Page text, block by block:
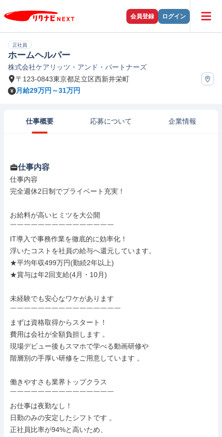
会員登録 ログイン
正社員
ホームヘルパー
株式会社ケアリッツ・アンド・パートナーズ
〒123-0843東京都足立区西新井栄町
月給29万円～31万円
仕事概要 応募について 企業情報
仕事内容
仕事内容
完全週休2日制でプライベート充実！
お給料が高いヒミツを大公開
￣￣￣￣￣￣￣￣￣￣￣￣￣￣￣
IT導入で事務作業を徹底的に効率化！
浮いたコストを社員の給与へ還元しています。
★平均年収499万円(勤続2年以上)
★賞与は年2回支給(4月・10月)
未経験でも安心なワケがあります
￣￣￣￣￣￣￣￣￣￣￣￣￣￣￣￣
まずは資格取得からスタート！
費用は会社が全額負担します 。
現場デビュー後もスマホで学べる動画研修や
階層別の手厚い研修をご用意しています 。
働きやすさも業界トップクラス
￣￣￣￣￣￣￣￣￣￣￣￣￣￣￣
お仕事は夜勤なし！
日勤のみの安定したシフトです 。
正社員比率が94%と高いため、